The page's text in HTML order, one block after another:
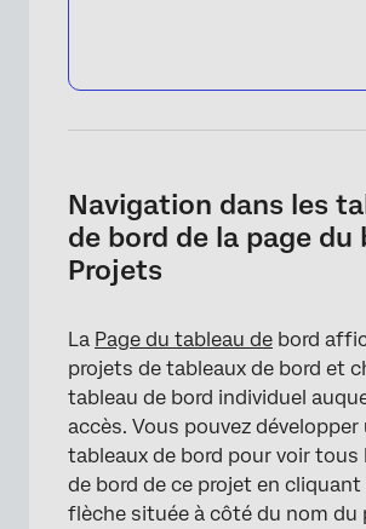
Navigation dans les
de bord de la page du
Projets
La Page du tableau de bord
projets de tableaux de bord et
tableau de bord individuel
accès. Vous pouvez
tableaux de bord pour voir tous
de bord de ce projet en cliquant
flèche située à côté du nom du